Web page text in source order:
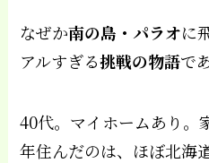
なぜか南の島・パラオに
アルすぎる挑戦の物語で
40代。マイホームあり。
年住んだのは、ほぼ北海